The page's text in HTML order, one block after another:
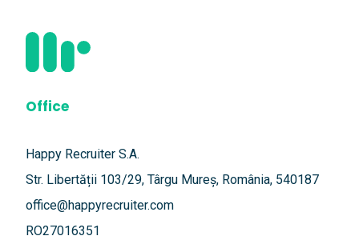
Office
Happy Recruiter S.A.
Str. Libertății 103/29, Târgu Mureș, România, 540187
office@happyrecruiter.com
RO27016351